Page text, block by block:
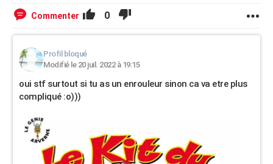
Commenter 0
Profil bloqué
Modifié le 20 juil. 2022 à 19:15
oui stf surtout si tu as un enrouleur sinon ca va etre plus
compliqué :o)))